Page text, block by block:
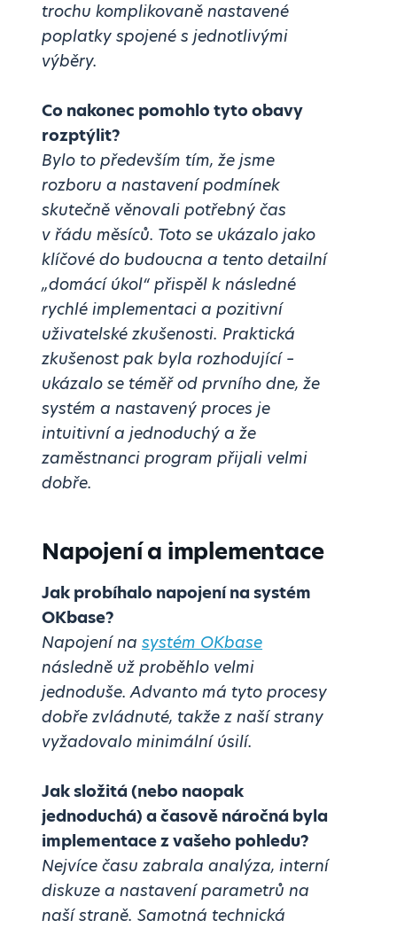
trochu komplikovaně nastavené
poplatky spojené s jednotlivými
výběry.
Co nakonec pomohlo tyto obavy
rozptýlit?
Bylo to především tím, že jsme
rozboru a nastavení podmínek
skutečně věnovali potřebný čas
v řádu měsíců. Toto se ukázalo jako
klíčové do budoucna a tento detailní
„domácí úkol“ přispěl k následné
rychlé implementaci a pozitivní
uživatelské zkušenosti. Praktická
zkušenost pak byla rozhodující –
ukázalo se téměř od prvního dne, že
systém a nastavený proces je
intuitivní a jednoduchý a že
zaměstnanci program přijali velmi
dobře.
Napojení a implementace
Jak probíhalo napojení na systém
OKbase?
Napojení nasystém OKbase
následně už proběhlo velmi
jednoduše. Advanto má tyto procesy
dobře zvládnuté, takže z naší strany
vyžadovalo minimální úsilí.
Jak složitá (nebo naopak
jednoduchá) a časově náročná byla
implementace z vašeho pohledu?
Nejvíce času zabrala analýza, interní
diskuze a nastavení parametrů na
naší straně. Samotná technická